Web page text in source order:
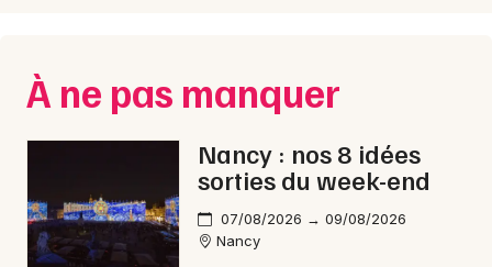
À ne pas manquer
Nancy : nos 8 idées
sorties du week-end
07/08/2026 → 09/08/2026
Nancy